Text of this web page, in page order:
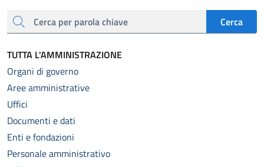
cerca
Cerca
TUTTA L'AMMINISTRAZIONE
Organi di governo
Aree amministrative
Uffici
Documenti e dati
Enti e fondazioni
Personale amministrativo